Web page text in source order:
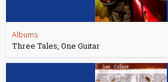
Albums
Three Tales, One Guitar